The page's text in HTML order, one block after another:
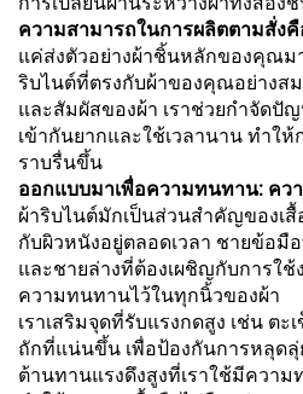
ความสามารถในการผลิตตามสั่งคื
แค่ส่งตัวอย่างผ้าชิ้นหลักของคุณมา
ริบไนต์ที่ตรงกับผ้าของคุณอย่างส
และสัมผัสของผ้า เราช่วยกำจัดปั
เข้ากันยากและใช้เวลานาน ทำใ
ราบรื่นขึ้น
ออกแบบมาเพื่อความทนทาน: คว
ผ้าริบไนต์มักเป็นส่วนสำคัญของเ
กับผิวหนังอยู่ตลอดเวลา ชายข้อมื
และชายล่างที่ต้องเผชิญกับการใช้
ความทนทานไว้ในทุกนิ้วของผ้า
เราเสริมจุดที่รับแรงกดสูง เช่น ต
ถักที่แน่นขึ้น เพื่อป้องกันการหลุด
ต้านทานแรงดึงสูงที่เราใช้มีควา